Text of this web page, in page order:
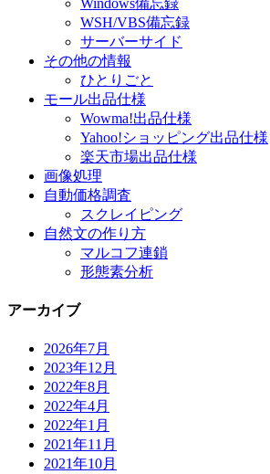
WSH/VBS備忘録
サーバーサイド
その他の情報
ひとりごと
モール出品仕様
Wowma!出品仕様
Yahoo!ショッピング出品仕様
楽天市場出品仕様
画像処理
自動価格調査
スクレイピング
自然文の作り方
マルコフ連鎖
形態素分析
アーカイブ
2026年7月
2023年12月
2022年8月
2022年4月
2022年1月
2021年11月
2021年10月